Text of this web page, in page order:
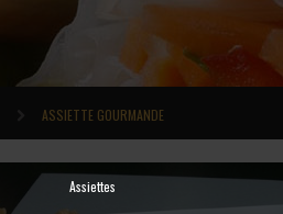
Assiettes
ASSIETTE GOURMANDE